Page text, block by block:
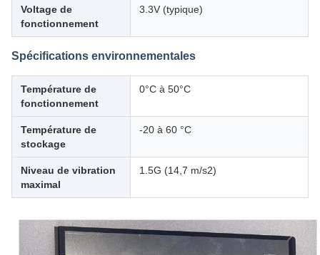
Voltage de
fonctionnement
3.3V (typique)
Spécifications environnementales
Température de
fonctionnement
0°C à 50°C
Température de
stockage
-20 à 60 °C
Niveau de vibration
maximal
1.5G (14,7 m/s2)